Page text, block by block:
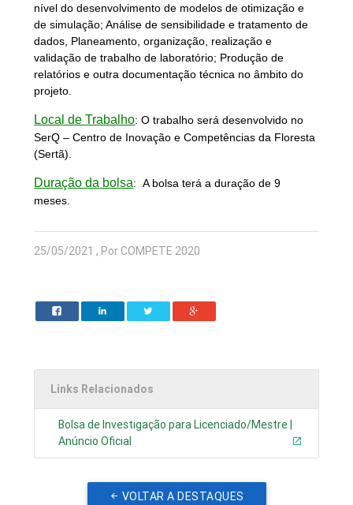
nível do desenvolvimento de modelos de otimização e
de simulação; Análise de sensibilidade e tratamento de
dados, Planeamento, organização, realização e
validação de trabalho de laboratório; Produção de
relatórios e outra documentação técnica no âmbito do
projeto.
Local de Trabalho: O trabalho será desenvolvido no
SerQ – Centro de Inovação e Competências da Floresta
(Sertã).
Duração da bolsa:A bolsa terá a duração de 9
meses.
25/05/2021 , Por COMPETE 2020
Links Relacionados
Bolsa de Investigação para Licenciado/Mestre |
Anúncio Oficial
VOLTAR A DESTAQUES